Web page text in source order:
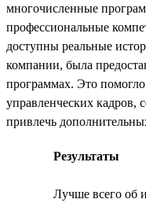
многочисленные
профессиональные
доступны реальные
компании, была
программах. Это
управленческих кадров,
привлечь
Результаты
Лучше всего об